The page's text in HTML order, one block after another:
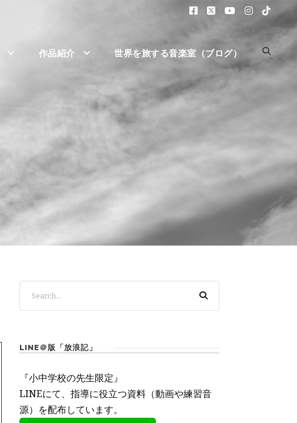
作品紹介 世界を旅する音楽室（ブログ）
LINE＠版「放浪記」
『小中学校の先生限定』
LINEにて、指導に役立つ資料（動画や練習音
源）を配布しています。